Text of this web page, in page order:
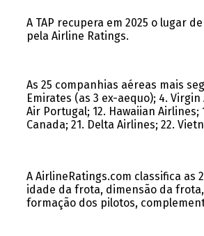
A TAP recupera em 2025 o lugar
pela Airline Ratings.
As 25 companhias aéreas mais
Emirates (as 3 ex-aequo); 4. Virgin
Air Portugal; 12. Hawaiian Airlines;
Canada; 21. Delta Airlines; 22.
A AirlineRatings.com classifica as
idade da frota, dimensão da
formação dos pilotos,